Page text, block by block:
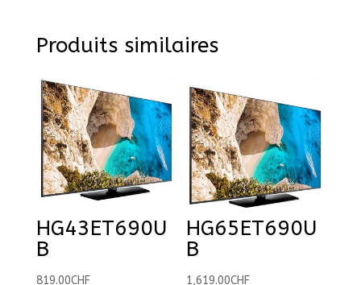
Produits similaires
HG43ET690U
B
819.00CHF
HG65ET690U
B
1,619.00CHF